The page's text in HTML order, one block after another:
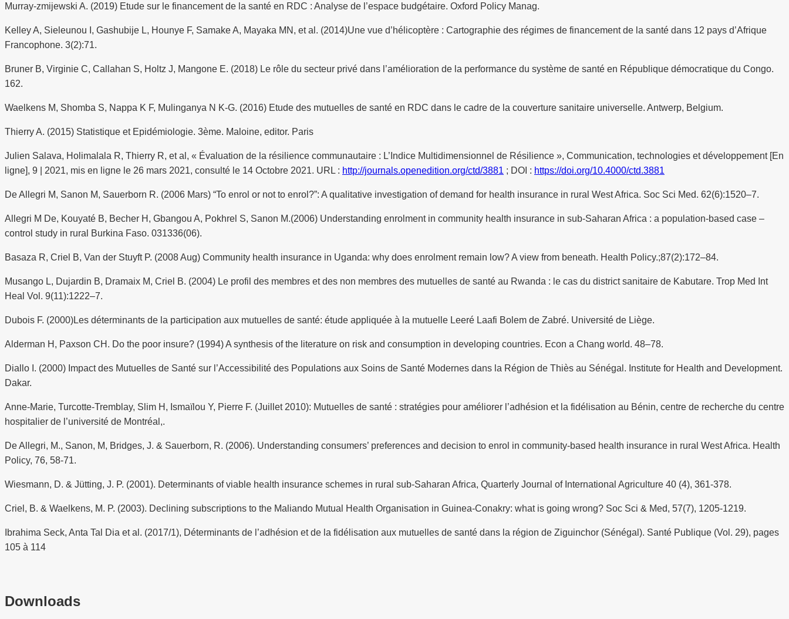
Murray-zmijewski A. (2019) Etude sur le financement de la santé en RDC : Analyse de l’espace budgétaire. Oxford Policy Manag.
Kelley A, Sieleunou I, Gashubije L, Hounye F, Samake A, Mayaka MN, et al. (2014)Une vue d’hélicoptère : Cartographie des régimes de financement de la santé dans 12 pays d’Afrique
Francophone. 3(2):71.
Bruner B, Virginie C, Callahan S, Holtz J, Mangone E. (2018) Le rôle du secteur privé dans l’amélioration de la performance du système de santé en République démocratique du Congo.
162.
Waelkens M, Shomba S, Nappa K F, Mulinganya N K-G. (2016) Etude des mutuelles de santé en RDC dans le cadre de la couverture sanitaire universelle. Antwerp, Belgium.
Thierry A. (2015) Statistique et Epidémiologie. 3ème. Maloine, editor. Paris
Julien Salava, Holimalala R, Thierry R, et al, « Évaluation de la résilience communautaire : L’Indice Multidimensionnel de Résilience », Communication, technologies et développement [En
ligne], 9 | 2021, mis en ligne le 26 mars 2021, consulté le 14 Octobre 2021. URL : http://journals.openedition.org/ctd/3881 ; DOI : https://doi.org/10.4000/ctd.3881
De Allegri M, Sanon M, Sauerborn R. (2006 Mars) “To enrol or not to enrol?”: A qualitative investigation of demand for health insurance in rural West Africa. Soc Sci Med. 62(6):1520–7.
Allegri M De, Kouyaté B, Becher H, Gbangou A, Pokhrel S, Sanon M.(2006) Understanding enrolment in community health insurance in sub-Saharan Africa : a population-based case –
control study in rural Burkina Faso. 031336(06).
Basaza R, Criel B, Van der Stuyft P. (2008 Aug) Community health insurance in Uganda: why does enrolment remain low? A view from beneath. Health Policy.;87(2):172–84.
Musango L, Dujardin B, Dramaix M, Criel B. (2004) Le profil des membres et des non membres des mutuelles de santé au Rwanda : le cas du district sanitaire de Kabutare. Trop Med Int
Heal Vol. 9(11):1222–7.
Dubois F. (2000)Les déterminants de la participation aux mutuelles de santé: étude appliquée à la mutuelle Leeré Laafi Bolem de Zabré. Université de Liège.
Alderman H, Paxson CH. Do the poor insure? (1994) A synthesis of the literature on risk and consumption in developing countries. Econ a Chang world. 48–78.
Diallo I. (2000) Impact des Mutuelles de Santé sur l’Accessibilité des Populations aux Soins de Santé Modernes dans la Région de Thiès au Sénégal. Institute for Health and Development.
Dakar.
Anne-Marie, Turcotte-Tremblay, Slim H, Ismaïlou Y, Pierre F. (Juillet 2010): Mutuelles de santé : stratégies pour améliorer l’adhésion et la fidélisation au Bénin, centre de recherche du centre
hospitalier de l’université de Montréal,.
De Allegri, M., Sanon, M, Bridges, J. & Sauerborn, R. (2006). Understanding consumers’ preferences and decision to enrol in community-based health insurance in rural West Africa. Health
Policy, 76, 58-71.
Wiesmann, D. & Jütting, J. P. (2001). Determinants of viable health insurance schemes in rural sub-Saharan Africa, Quarterly Journal of International Agriculture 40 (4), 361-378.
Criel, B. & Waelkens, M. P. (2003). Declining subscriptions to the Maliando Mutual Health Organisation in Guinea-Conakry: what is going wrong? Soc Sci & Med, 57(7), 1205-1219.
Ibrahima Seck, Anta Tal Dia et al. (2017/1), Déterminants de l’adhésion et de la fidélisation aux mutuelles de santé dans la région de Ziguinchor (Sénégal). Santé Publique (Vol. 29), pages
105 à 114
Downloads